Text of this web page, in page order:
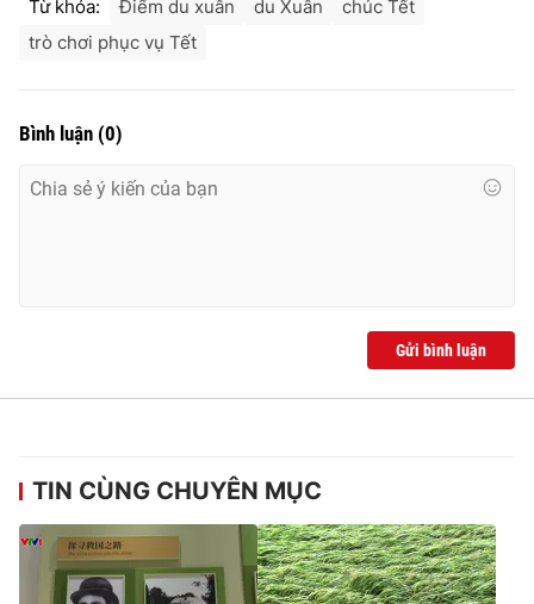
Từ khóa: Điểm du xuân du Xuân
chúc Tết
trò chơi phục vụ Tết
Bình luận (0)
Gửi bình luận
TIN CÙNG CHUYÊN MỤC